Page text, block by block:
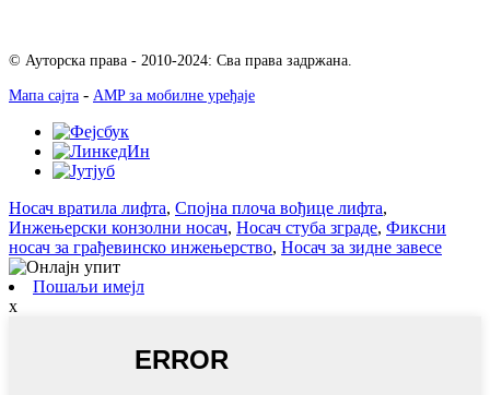
© Ауторска права - 2010-2024: Сва права задржана.
Мапа сајта - AMP за мобилне уређаје
Носач вратила лифта, Спојна плоча вођице лифта,
Инжењерски конзолни носач, Носач стуба зграде, Фиксни
носач за грађевинско инжењерство, Носач за зидне завесе
Пошаљи имејл
x